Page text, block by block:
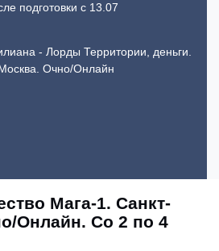
подготовки с 13.07
- Лорды Территории, деньги.
Очно/Онлайн
Мага-1. Санкт-
Онлайн. Со 2 по 4